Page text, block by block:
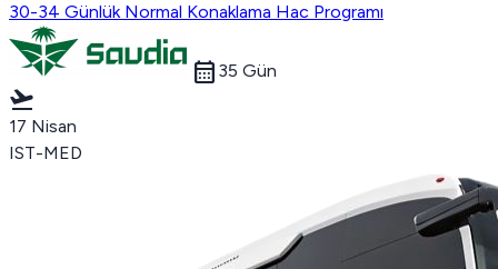
30-34 Günlük Normal Konaklama Hac Programı
calendar_month 35 Gün
flight_takeoff
17 Nisan
IST-MED